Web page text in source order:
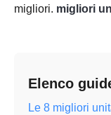
migliori. migliori
Elenco
Le 8 migliori